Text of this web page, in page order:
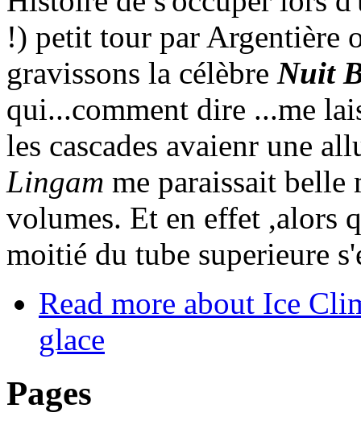
!) petit tour par Argentière
gravissons la célèbre Nuit
qui...comment dire ...me
les cascades avaienr une
Lingam me paraissait belle
volumes. Et en effet ,alors
moitié du tube superieure
Read more about Ice
glace
Pages